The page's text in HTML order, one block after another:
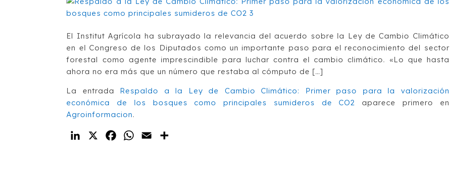
El Institut Agrícola ha subrayado la relevancia del acuerdo sobre la Ley de Cambio Climático
en el Congreso de los Diputados como un importante paso para el reconocimiento del sector
forestal como agente imprescindible para luchar contra el cambio climático. «Lo que hasta
ahora no era más que un número que restaba al cómputo de […]
La entrada Respaldo a la Ley de Cambio Climático: Primer paso para la valorización
económica de los bosques como principales sumideros de CO2
aparece primero en
Agroinformacion.
LinkedIn
X FacebookWhatsApp
Email